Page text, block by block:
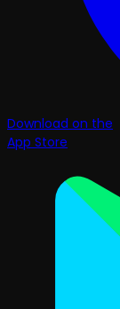
Download on the
App Store